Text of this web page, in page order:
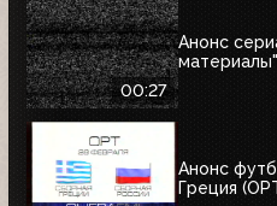
00:27
Анонс
Анонс
Греция